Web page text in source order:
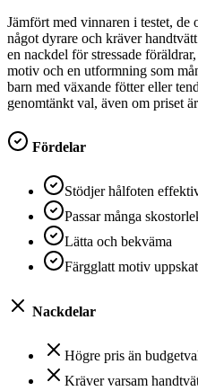
Jämfört med vinnaren i testet, de
något dyrare och kräver
en nackdel för stressade
motiv och en utformning som
barn med växande fötter eller
genomtänkt val, även om priset
Fördelar
Stödjer hålfoten
Passar många
Lätta och bekväma
Färgglatt motiv
Nackdelar
Högre pris än
Kräver varsam